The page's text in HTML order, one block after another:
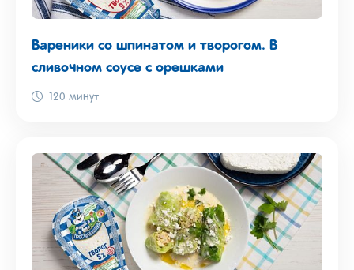
Вареники со шпинатом и творогом. В
сливочном соусе с орешками
120 минут